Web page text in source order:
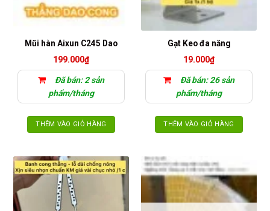
Mũi hàn Aixun C245 Dao
199.000₫
Đã bán: 2 sản
phẩm/tháng
THÊM VÀO GIỎ HÀNG
Gạt Keo đa năng
19.000₫
Đã bán: 26 sản
phẩm/tháng
THÊM VÀO GIỎ HÀNG